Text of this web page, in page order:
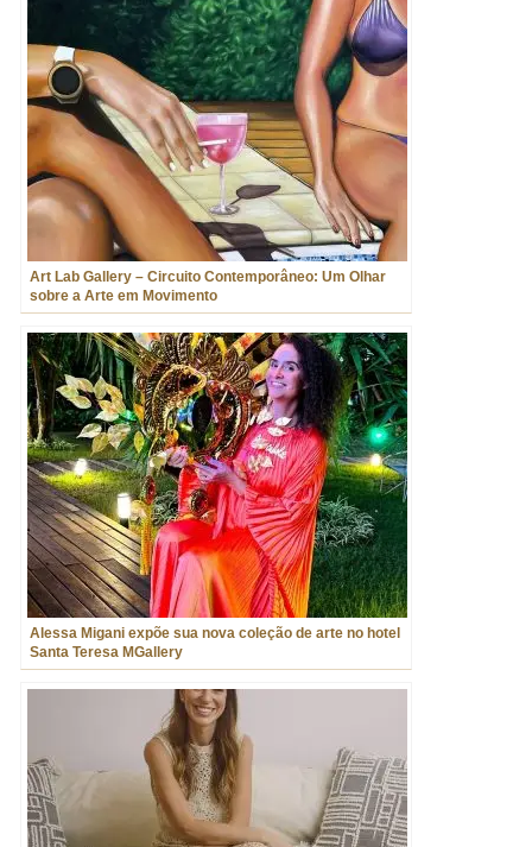
Art Lab Gallery – Circuito Contemporâneo: Um Olhar
sobre a Arte em Movimento
Alessa Migani expõe sua nova coleção de arte no hotel
Santa Teresa MGallery